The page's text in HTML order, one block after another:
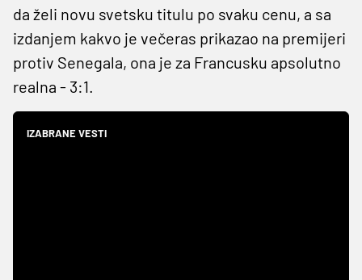
da želi novu svetsku titulu po svaku cenu, a sa
izdanjem kakvo je večeras prikazao na premijeri
protiv Senegala, ona je za Francusku apsolutno
realna - 3:1.
IZABRANE VESTI